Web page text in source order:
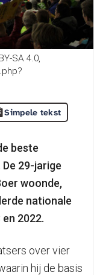
SA 4.0,
Simpele tekst
beste
29-jarige
woonde,
nationale
2022.
over vier
hij de basis